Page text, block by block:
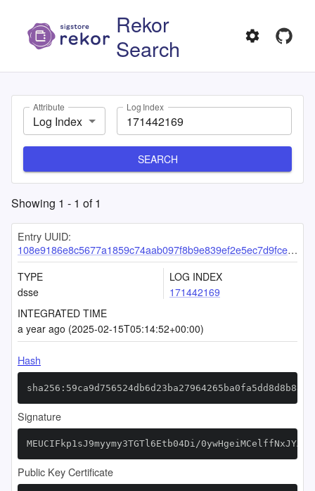
Rekor
Search
Attribute
Log Index
Log Index
SEARCH
Showing 1 - 1 of1
Entry UUID:
108e9186e8c5677a1859c74aab097f8b9e839ef2e5ec7d9fce69ef3682f90fe29208d970e6e4266c
TYPE
dsse
LOG INDEX
171442169
INTEGRATED TIME
a year ago (2025-02-15T05:14:52+00:00)
Hash
Signature
MEUCIFkp1sJ9myymy3TGTl6Etb04Di/
Public Key Certificate